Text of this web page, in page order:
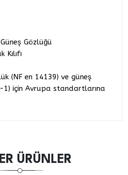
Gözlüğü
(NF en 14139) ve güneş
1) için Avrupa standartlarına
ÜRÜNLER